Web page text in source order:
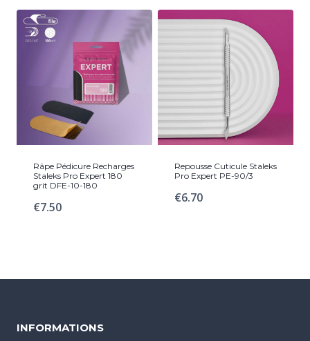
Râpe Pédicure Recharges
Staleks Pro Expert 180
grit DFE-10-180
€7.50
Repousse Cuticule Staleks
Pro Expert PE-90/3
€6.70
INFORMATIONS